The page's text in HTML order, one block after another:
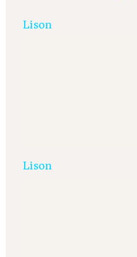
Lison
Lison